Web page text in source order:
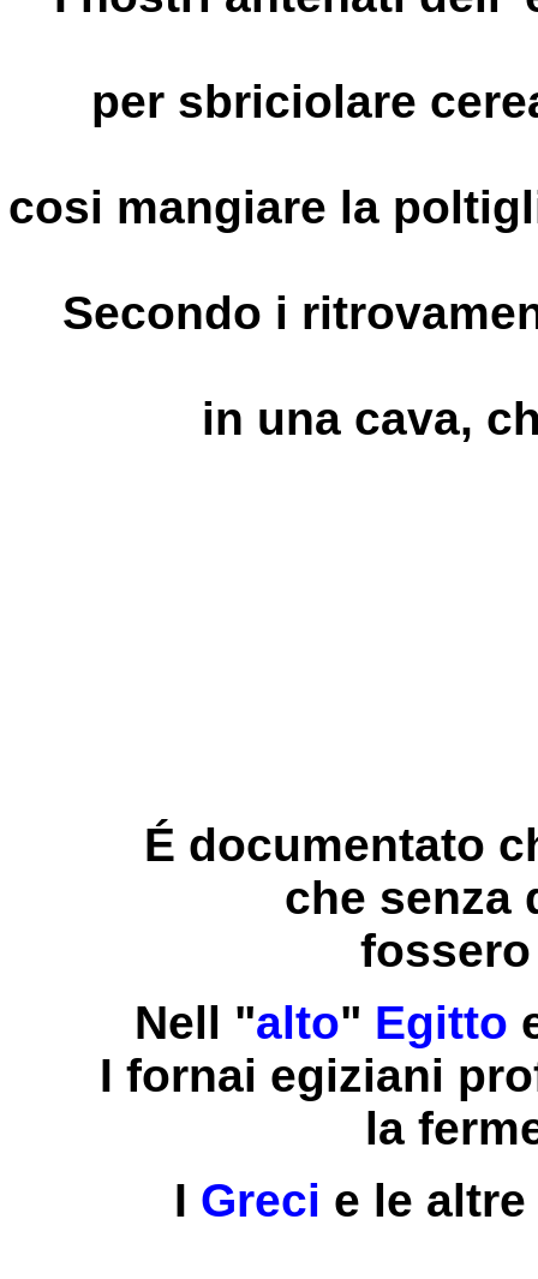
per sbriciolare
cosi mangiare la
Secondo i
in una cava,
É documentato
che senza
Nell "alto" Egitto
I fornai egiziani
la
I Greci e le